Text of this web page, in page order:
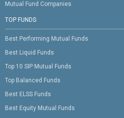
Mutual Fund Companies
TOP FUNDS
Best Performing Mutual Funds
Best Liquid Funds
Top 10 SIP Mutual Funds
Top Balanced Funds
Best ELSS Funds
Best Equity Mutual Funds